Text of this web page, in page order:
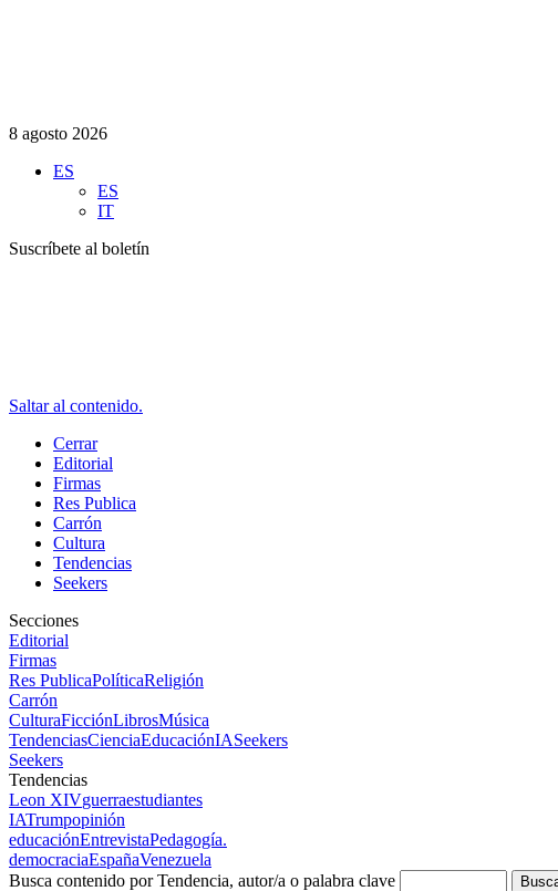
8 agosto 2026
ES
ES
IT
Suscríbete al boletín
Saltar al contenido.
Cerrar
Editorial
Firmas
Res Publica
Carrón
Cultura
Tendencias
Seekers
Secciones
Editorial
Firmas
Res PublicaPolíticaReligión
Carrón
CulturaFicciónLibrosMúsica
TendenciasCienciaEducaciónIASeekers
Seekers
Tendencias
Leon XIVguerraestudiantes
IATrumpopinión
educaciónEntrevistaPedagogía.
democraciaEspañaVenezuela
Busca contenido por Tendencia, autor/a o palabra clave